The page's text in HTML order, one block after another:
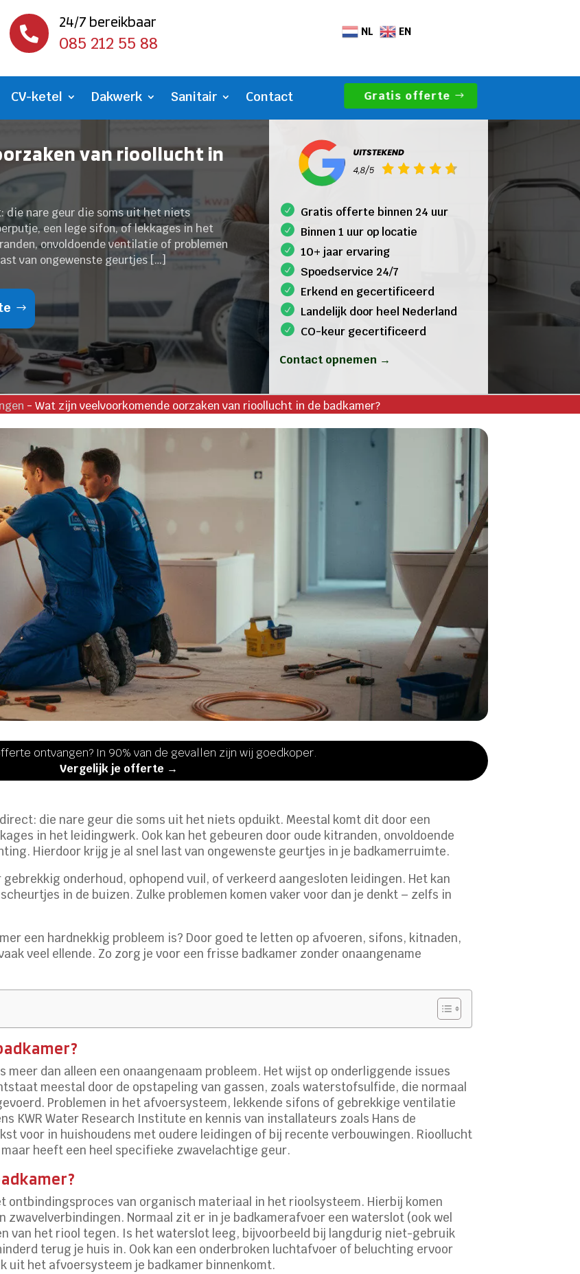

24/7 bereikbaar
085 212 55 88
NL EN
CV-ketel Dakwerk Sanitair Contact Gratis offerte
van rioollucht in
die nare geur die soms uit het niets
een lege sifon, of lekkages in het
onvoldoende ventilatie of problemen
van ongewenste geurtjes […]
Gratis offerte binnen 24 uur
Binnen 1 uur op locatie
10+ jaar ervaring
Spoedservice 24/7
Erkend en gecertificeerd
Landelijk door heel Nederland
CO-keur gecertificeerd
Contact opnemen →
- Wat zijn veelvoorkomende oorzaken van rioollucht in de badkamer?
ontvangen? In 90% van de gevallen zijn wij goedkoper.
Vergelijk je offerte →
die nare geur die soms uit het niets opduikt. Meestal komt dit door een
in het leidingwerk. Ook kan het gebeuren door oude kitranden, onvoldoende
Hierdoor krijg je al snel last van ongewenste geurtjes in je badkamerruimte.
onderhoud, ophopend vuil, of verkeerd aangesloten leidingen. Het kan
in de buizen. Zulke problemen komen vaker voor dan je denkt – zelfs in
een hardnekkig probleem is? Door goed te letten op afvoeren, sifons, kitnaden,
veel ellende. Zo zorg je voor een frisse badkamer zonder onaangename
meer dan alleen een onaangenaam probleem. Het wijst op onderliggende issues
meestal door de opstapeling van gassen, zoals waterstofsulfide, die normaal
Problemen in het afvoersysteem, lekkende sifons of gebrekkige ventilatie
KWR Water Research Institute en kennis van installateurs zoals Hans de
voor in huishoudens met oudere leidingen of bij recente verbouwingen. Rioollucht
heeft een heel specifieke zwavelachtige geur.
ontbindingsproces van organisch materiaal in het rioolsysteem. Hierbij komen
Normaal zit er in je badkamerafvoer een waterslot (ook wel
van het riool tegen. Is het waterslot leeg, bijvoorbeeld bij langdurig niet-gebruik
terug je huis in. Ook kan een onderbroken luchtafvoer of beluchting ervoor
uit het afvoersysteem je badkamer binnenkomt.